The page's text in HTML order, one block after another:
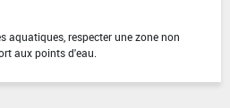
aquatiques, respecter une zone non
aux points d'eau.